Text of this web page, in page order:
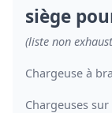
siège
(liste non
Chargeuse à
Chargeuses